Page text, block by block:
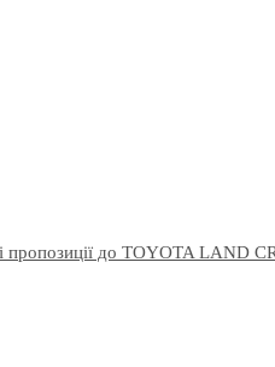
пропозиції до TOYOTA LAND